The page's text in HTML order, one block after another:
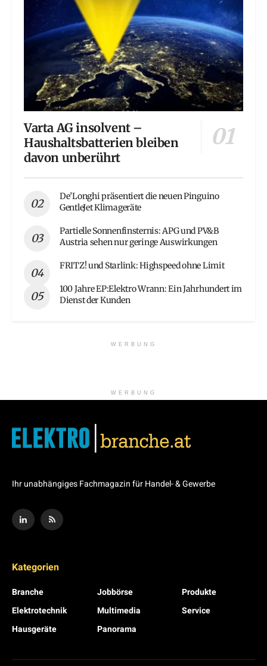
Varta AG insolvent –
Haushaltsbatterien bleiben
davon unberührt
De’Longhi präsentiert die neuen Pinguino
GentleJet Klimageräte
Partielle Sonnenfinsternis: APG und PV&B
Austria sehen nur geringe Auswirkungen
FRITZ! und Starlink: Highspeed ohne Limit
100 Jahre EP:Elektro Wrann: Ein Jahrhundert im
Dienst der Kunden
WERBUNG
WERBUNG
Ihr unabhängiges Fachmagazin für Handel- & Gewerbe
Kategorien
Branche
Elektrotechnik
Hausgeräte
Jobbörse
Multimedia
Panorama
Produkte
Service